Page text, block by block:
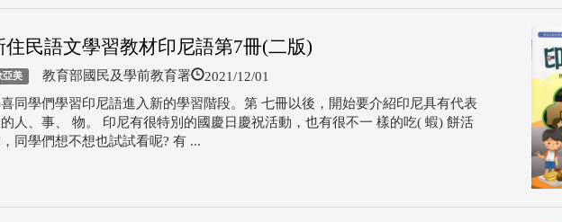
住民語文學習教材印尼語第7冊(二版)
亞美 教育部國民及學前教育署 2021/12/01
同學們學習印尼語進入新的學習階段。第 七冊以後，開始要介紹印尼具有代表
人、事、 物。 印尼有很特別的國慶日慶祝活動，也有很不一 樣的吃( 蝦) 餅活
同學們想不想也試試看呢? 有 ...